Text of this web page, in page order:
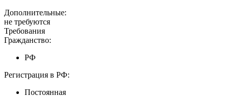
Дополнительные:
не требуются
Требования
Гражданство:
РФ
Регистрация в РФ:
Постоянная